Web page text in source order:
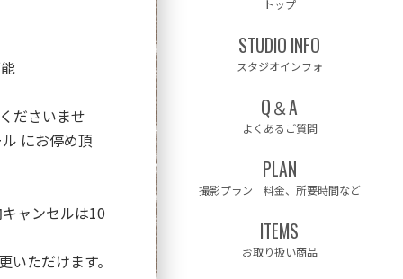
ださいませ
にお停め頂
ャンセルは10
ただけます。
トップ
STUDIO INFO
スタジオインフォ
Q＆A
よくあるご質問
PLAN
撮影プラン 料金、所要時間など
ITEMS
お取り扱い商品